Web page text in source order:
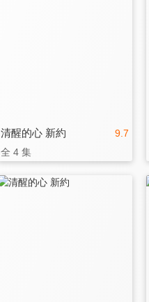
9.7
清醒的心 新約
全 4 集